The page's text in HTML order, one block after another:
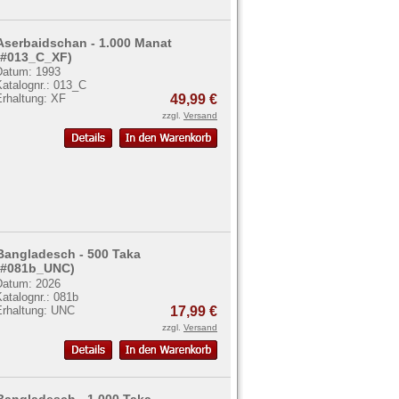
- 1.000 Manat
1993
013_C
XF
49,99 €
zzgl. Versand
- 500 Taka
2026
081b
UNC
17,99 €
zzgl. Versand